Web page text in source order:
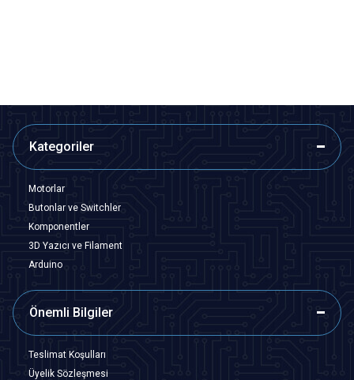
Kategoriler
Motorlar
Butonlar ve Switchler
Komponentler
3D Yazıcı ve Filament
Arduino
Önemli Bilgiler
Teslimat Koşulları
Üyelik Sözleşmesi